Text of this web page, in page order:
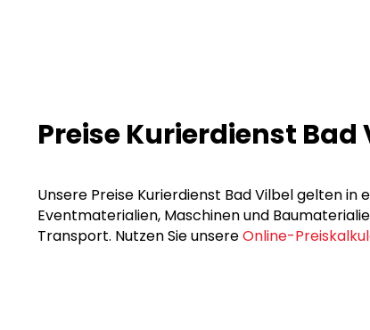
Preise Kurierdienst
Unsere Preise Kurierdienst Bad Vilbel gelten
Eventmaterialien, Maschinen und
Transport. Nutzen Sie unsereOnline-